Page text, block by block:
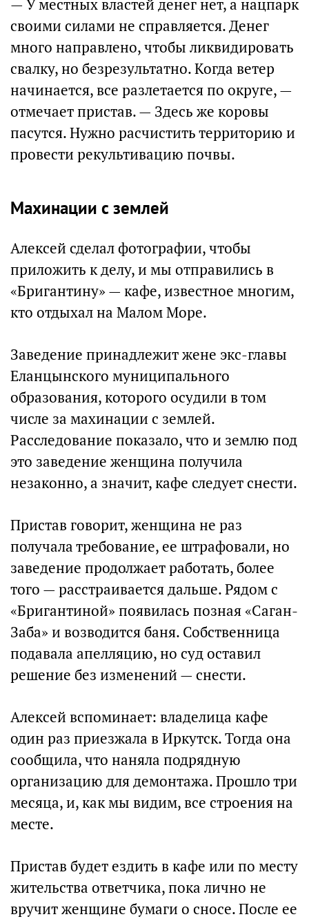
— У местных властей денег нет, а нацпарк
своими силами не справляется. Денег
много направлено, чтобы ликвидировать
свалку, но безрезультатно. Когда ветер
начинается, все разлетается по округе, —
отмечает пристав. — Здесь же коровы
пасутся. Нужно расчистить территорию и
провести рекультивацию почвы.
Махинации с землей
Алексей сделал фотографии, чтобы
приложить к делу, и мы отправились в
«Бригантину» — кафе, известное многим,
кто отдыхал на Малом Море.
Заведение принадлежит жене экс-главы
Еланцынского муниципального
образования, которого осудили в том
числе за махинации с землей.
Расследование показало, что и землю под
это заведение женщина получила
незаконно, а значит, кафе следует снести.
Пристав говорит, женщина не раз
получала требование, ее штрафовали, но
заведение продолжает работать, более
того — расстраивается дальше. Рядом с
«Бригантиной» появилась позная «Саган-
Заба» и возводится баня. Собственница
подавала апелляцию, но суд оставил
решение без изменений — снести.
Алексей вспоминает: владелица кафе
один раз приезжала в Иркутск. Тогда она
сообщила, что наняла подрядную
организацию для демонтажа. Прошло три
месяца, и, как мы видим, все строения на
месте.
Пристав будет ездить в кафе или по месту
жительства ответчика, пока лично не
вручит женщине бумаги о сносе. После ее